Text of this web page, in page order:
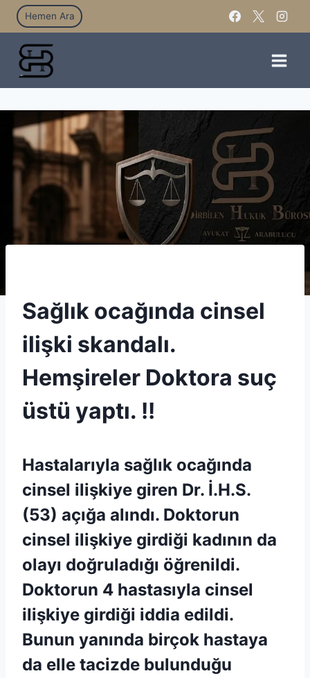
Hemen Ara
Sağlık ocağında cinsel
ilişki skandalı.
Hemşireler Doktora suç
üstü yaptı. !!
Hastalarıyla sağlık ocağında
cinsel ilişkiye giren Dr. İ.H.S.
(53) açığa alındı. Doktorun
cinsel ilişkiye girdiği kadının da
olayı doğruladığı öğrenildi.
Doktorun 4 hastasıyla cinsel
ilişkiye girdiği iddia edildi.
Bunun yanında birçok hastaya
da elle tacizde bulunduğu